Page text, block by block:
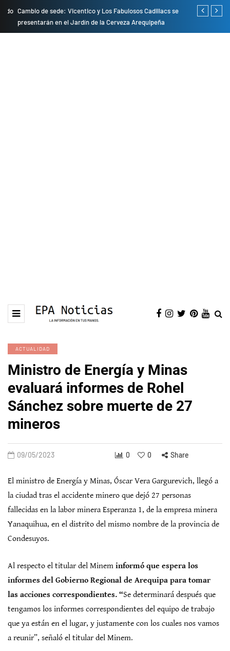
Cambio de sede: Vicentico y Los Fabulosos Cadillacs se
presentarán en el Jardín de la Cerveza Arequipeña
Empresas
ACTUALIDAD
Ministro de Energía y Minas
evaluará informes de Rohel
Sánchez sobre muerte de 27
mineros
09/05/2023 0 0 Share
El ministro de Energía y Minas, Óscar Vera Gargurevich, llegó a
la ciudad tras el accidente minero que dejó 27 personas
fallecidas en la labor minera Esperanza 1, de la empresa minera
Yanaquihua, en el distrito del mismo nombre de la provincia de
Condesuyos.
Al respecto el titular del Minem informó que espera los
informes del Gobierno Regional de Arequipa para tomar
las acciones correspondientes. “Se determinará después que
tengamos los informes correspondientes del equipo de trabajo
que ya están en el lugar, y justamente con los cuales nos vamos
a reunir”, señaló el titular del Minem.